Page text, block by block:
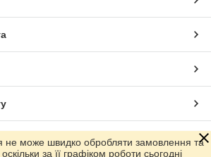
Prom.ua
не може швидко обробляти замовлення та
за її графіком роботи сьогодні